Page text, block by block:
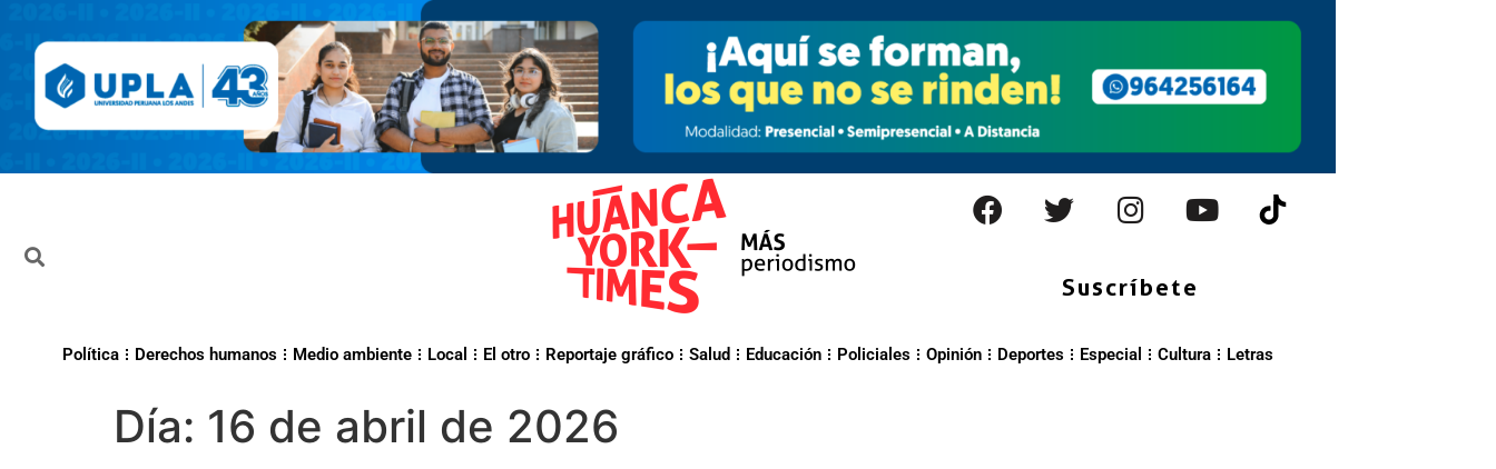
Suscríbete
Política Derechos humanos Medio ambiente Local El otro Reportaje gráfico Salud Educación Policiales Opinión Deportes Especial Cultura Letras
Día: 16 de abril de 2026